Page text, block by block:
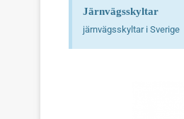
Järnvägsskyltar
järnvägsskyltar i Sverige